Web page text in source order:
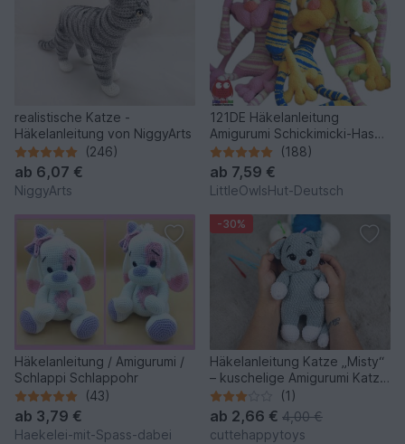
realistische Katze -
Häkelanleitung von NiggyArts
(246)
ab 6,07 €
NiggyArts
121DE Häkelanleitung
Amigurumi Schickimicki-Hase
- PDF Pertseva CP
(188)
ab 7,59 €
LittleOwlsHut-Deutsch
Häkelanleitung / Amigurumi /
Schlappi Schlappohr
(43)
ab 3,79 €
Haekelei-mit-Spass-dabei
-30%
Häkelanleitung Katze „Misty“
– kuschelige Amigurumi Katze
aus Chenillegarn
(1)
ab 2,66 € 4,00 €
cuttehappytoys